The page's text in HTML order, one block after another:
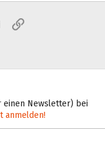
E-MailLink
einen Newsletter) bei
anmelden!